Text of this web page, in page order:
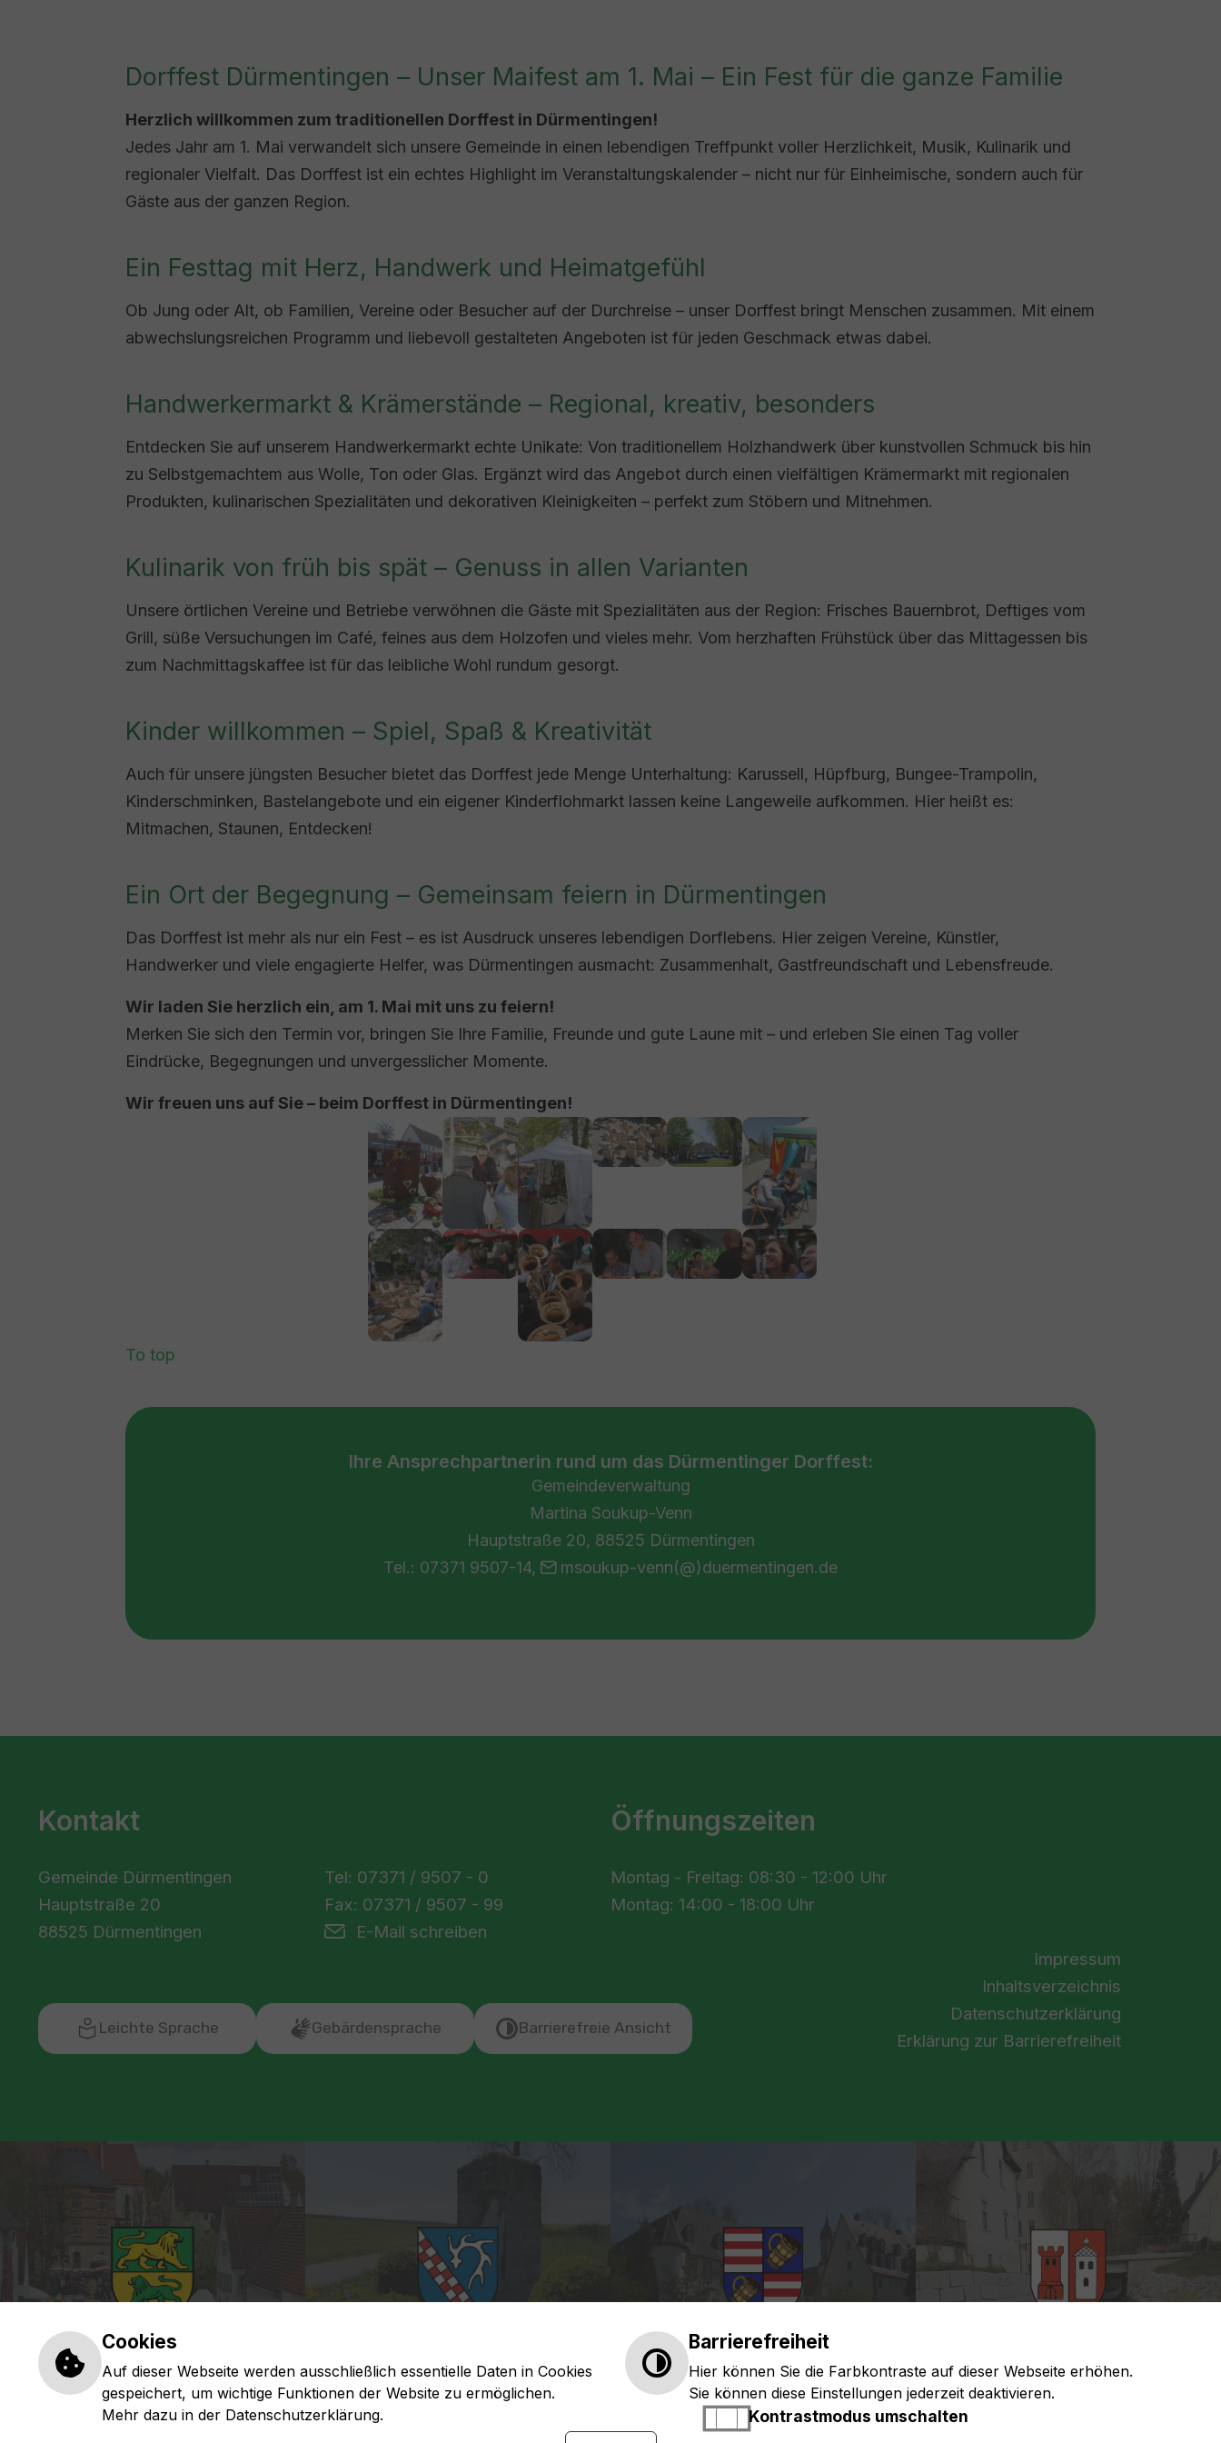
Einstellungen zu Cookies und Barrierefreiheit
Cookies
Auf dieser Webseite werden ausschließlich essentielle Daten in Cookies
gespeichert, um wichtige Funktionen der Website zu ermöglichen.
Mehr dazu in der Datenschutzerklärung.
Barrierefreiheit
Hier können Sie die Farbkontraste auf dieser Webseite erhöhen.
Sie können diese Einstellungen jederzeit deaktivieren.
Kontrastmodus umschalten
Dorffest Dürmentingen – Unser Maifest am 1. Mai – Ein Fest für die ganze Familie
Herzlich willkommen zum traditionellen Dorffest in Dürmentingen!
Jedes Jahr am 1. Mai verwandelt sich unsere Gemeinde in einen lebendigen Treffpunkt voller Herzlichkeit, Musik, Kulinarik und
regionaler Vielfalt. Das Dorffest ist ein echtes Highlight im Veranstaltungskalender – nicht nur für Einheimische, sondern auch für
Gäste aus der ganzen Region.
Ein Festtag mit Herz, Handwerk und Heimatgefühl
Ob Jung oder Alt, ob Familien, Vereine oder Besucher auf der Durchreise – unser Dorffest bringt Menschen zusammen. Mit einem
abwechslungsreichen Programm und liebevoll gestalteten Angeboten ist für jeden Geschmack etwas dabei.
Handwerkermarkt & Krämerstände – Regional, kreativ, besonders
Entdecken Sie auf unserem Handwerkermarkt echte Unikate: Von traditionellem Holzhandwerk über kunstvollen Schmuck bis hin
zu Selbstgemachtem aus Wolle, Ton oder Glas. Ergänzt wird das Angebot durch einen vielfältigen Krämermarkt mit regionalen
Produkten, kulinarischen Spezialitäten und dekorativen Kleinigkeiten – perfekt zum Stöbern und Mitnehmen.
Kulinarik von früh bis spät – Genuss in allen Varianten
Unsere örtlichen Vereine und Betriebe verwöhnen die Gäste mit Spezialitäten aus der Region: Frisches Bauernbrot, Deftiges vom
Grill, süße Versuchungen im Café, feines aus dem Holzofen und vieles mehr. Vom herzhaften Frühstück über das Mittagessen bis
zum Nachmittagskaffee ist für das leibliche Wohl rundum gesorgt.
Kinder willkommen – Spiel, Spaß & Kreativität
Auch für unsere jüngsten Besucher bietet das Dorffest jede Menge Unterhaltung: Karussell, Hüpfburg, Bungee-Trampolin,
Kinderschminken, Bastelangebote und ein eigener Kinderflohmarkt lassen keine Langeweile aufkommen. Hier heißt es:
Mitmachen, Staunen, Entdecken!
Ein Ort der Begegnung – Gemeinsam feiern in Dürmentingen
Das Dorffest ist mehr als nur ein Fest – es ist Ausdruck unseres lebendigen Dorflebens. Hier zeigen Vereine, Künstler,
Handwerker und viele engagierte Helfer, was Dürmentingen ausmacht: Zusammenhalt, Gastfreundschaft und Lebensfreude.
Wir laden Sie herzlich ein, am 1. Mai mit uns zu feiern!
Merken Sie sich den Termin vor, bringen Sie Ihre Familie, Freunde und gute Laune mit – und erleben Sie einen Tag voller
Eindrücke, Begegnungen und unvergesslicher Momente.
Wir freuen uns auf Sie – beim Dorffest in Dürmentingen!
Show larger versionShow larger versionShow larger versionShow larger versionShow larger versionShow larger version
Show larger versionShow larger versionShow larger versionShow larger versionShow larger versionShow larger version
To top
Ihre Ansprechpartnerin rund um das Dürmentinger Dorffest:
Gemeindeverwaltung
Martina Soukup-Venn
Hauptstraße 20, 88525 Dürmentingen
Tel.: 07371 9507-14,
msoukup-venn(@)duermentingen.de
Kontakt
Gemeinde Dürmentingen
Hauptstraße 20
88525 Dürmentingen
Tel: 07371 / 9507 - 0
Fax: 07371 / 9507 - 99
E-Mail schreiben
Öffnungszeiten
Montag - Freitag: 08:30 - 12:00 Uhr
Montag: 14:00 - 18:00 Uhr
Leichte Sprache Gebärdensprache Barrierefreie Ansicht
Impressum
Inhaltsverzeichnis
Datenschutzerklärung
Erklärung zur Barrierefreiheit